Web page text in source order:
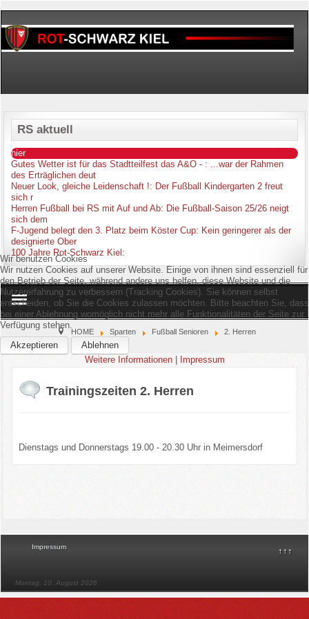
RS aktuell
hier
Gutes Wetter ist für das Stadtteilfest das A&O - : ...war der Rahmen
des Erträglichen deut
Neuer Look, gleiche Leidenschaft !: Der Fußball Kindergarten 2 freut
sich r
Herren Fußball bei RS mit Auf und Ab: Die Fußball-Saison 25/26 neigt
sich dem
F-Jugend belegt den 3. Platz beim Köster Cup: Kein geringerer als der
designierte Ober
100 Jahre Rot-Schwarz Kiel :
Home
Kinderschutz
HOME Sparten Fußball Senioren 2. Herren
Trainingszeiten 2. Herren
Dienstags und Donnerstags 19.00 - 20.30 Uhr in Meimersdorf
↑↑↑
Impressum
Montag, 10. August 2026
Wir benutzen Cookies
Wir nutzen Cookies auf unserer Website. Einige von ihnen sind essenziell für
den Betrieb der Seite, während andere uns helfen, diese Website und die
Nutzererfahrung zu verbessern (Tracking Cookies). Sie können selbst
entscheiden, ob Sie die Cookies zulassen möchten. Bitte beachten Sie, dass
bei einer Ablehnung womöglich nicht mehr alle Funktionalitäten der Seite zur
Verfügung stehen.
Akzeptieren
Ablehnen
Weitere Informationen| Impressum